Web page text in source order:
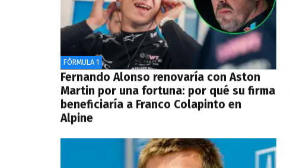
FÓRMULA 1
Fernando Alonso renovaría con Aston
Martin por una fortuna: por qué su firma
beneficiaría a Franco Colapinto en
Alpine